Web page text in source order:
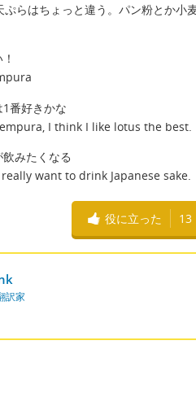
らはちょっと違う。パン粉とか小
番好きかな
I think I like lotus the best.
みたくなる
want to drink Japanese sake.
役に立った 13
訳家